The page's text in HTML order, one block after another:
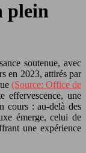
plein
en 2023, attirés par
(Source: Office de
une
cours : au-delà des
émerge, celui de
une expérience